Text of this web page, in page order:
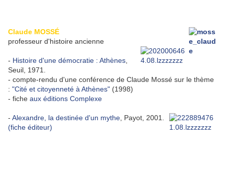
Claude MOSSÉ
professeur d'histoire ancienne
- Histoire d'une démocratie : Athènes
Seuil, 1971.
- compte-rendu d'une conférence de Claude Mossé sur le thème
: "Cité et citoyenneté à Athènes" (1998)
- fiche aux éditions Complexe
- Alexandre, la destinée d'un mythe , Payot, 2001.
(fiche éditeur)